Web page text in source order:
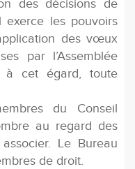
des décisions de
exerce les pouvoirs
des vœux
par l’Assemblée
à cet égard, toute
du Conseil
au regard des
Le Bureau
de droit.